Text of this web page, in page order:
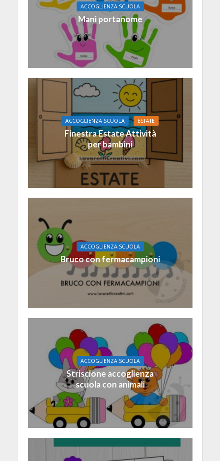
ACCOGLIENZA SCUOLA
Mani portanome
ACCOGLIENZA SCUOLA ESTATE
Finestra Estate Attività
per bambini
ACCOGLIENZA SCUOLA
Bruco con fermacampioni
ACCOGLIENZA SCUOLA
Striscione accoglienza
scuola con animali